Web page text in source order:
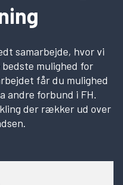
samarbejde, hvor vi
mulighed for
får du mulighed
andre forbund i FH.
der rækker ud over